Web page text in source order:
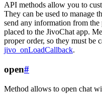
API methods allow you to
They can be used to manage
send any information from
placed to the JivoChat app.
proper order, so they must be
jivo_onLoadCallback.
open#
Method allows to open chat